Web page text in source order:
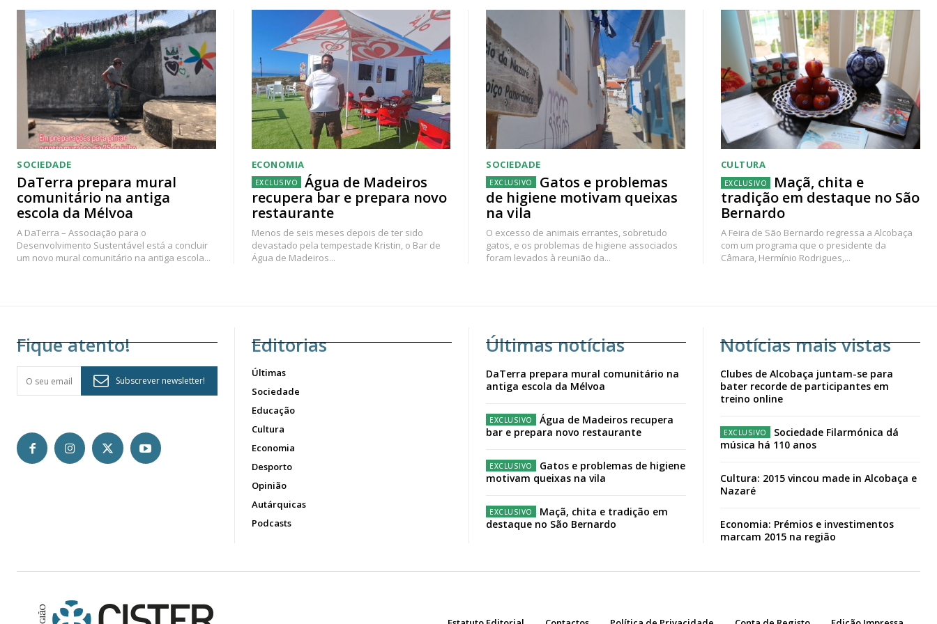
SOCIEDADE
DaTerra prepara mural
comunitário na antiga
escola da Mélvoa
A DaTerra – Associação para o
Desenvolvimento Sustentável está a concluir
um novo mural comunitário na antiga escola...
ECONOMIA
Água de Madeiros
recupera bar e prepara novo
restaurante
Menos de seis meses depois de ter sido
devastado pela tempestade Kristin, o Bar de
Água de Madeiros...
SOCIEDADE
Gatos e problemas
de higiene motivam queixas
na vila
O excesso de animais errantes, sobretudo
gatos, e os problemas de higiene associados
foram levados à reunião da...
CULTURA
Maçã, chita e
tradição em destaque no São
Bernardo
A Feira de São Bernardo regressa a Alcobaça
com um programa que o presidente da
Câmara, Hermínio Rodrigues,...
Fique atento!
Subscrever newsletter!
Editorias
Últimas
Sociedade
Educação
Cultura
Economia
Desporto
Opinião
Autárquicas
Podcasts
Últimas notícias
DaTerra prepara mural comunitário na
antiga escola da Mélvoa
Água de Madeiros recupera
bar e prepara novo restaurante
Gatos e problemas de higiene
motivam queixas na vila
Maçã, chita e tradição em
destaque no São Bernardo
Notícias mais vistas
Clubes de Alcobaça juntam-se para
bater recorde de participantes em
treino online
Sociedade Filarmónica dá
música há 110 anos
Cultura: 2015 vincou made in Alcobaça e
Nazaré
Economia: Prémios e investimentos
marcam 2015 na região